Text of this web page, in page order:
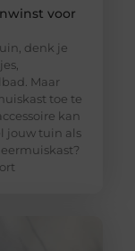
voor
denk je
Maar
toe te
kan
jouw tuin als